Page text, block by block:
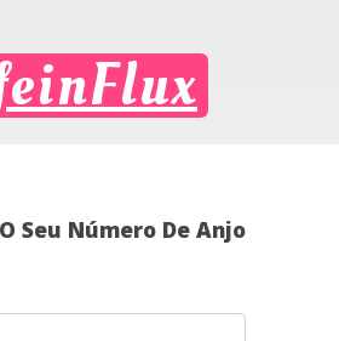
Seu Número De Anjo